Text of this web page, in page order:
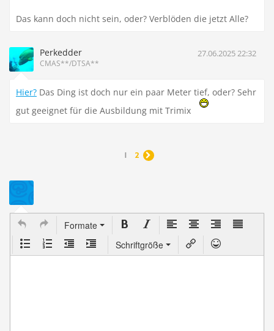
Das kann doch nicht sein, oder? Verblöden die jetzt Alle?
Perkedder
CMAS**/DTSA**
27.06.2025 22:32
Hier? Das Ding ist doch nur ein paar Meter tief, oder? Sehr
gut geeignet für die Ausbildung mit Trimix
1 2 
Formate
Schriftgröße